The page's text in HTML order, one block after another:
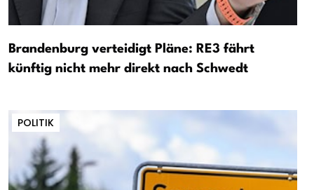
Brandenburg verteidigt Pläne: RE3 fährt
künftig nicht mehr direkt nach Schwedt
POLITIK